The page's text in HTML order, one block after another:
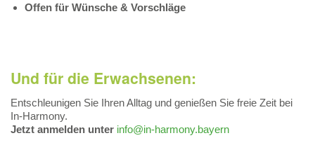
Offen für Wünsche & Vorschläge
Und für die Erwachsenen:
Entschleunigen Sie Ihren Alltag und genießen Sie freie Zeit bei
In-Harmony.
Jetzt anmelden unter info@in-harmony.bayern